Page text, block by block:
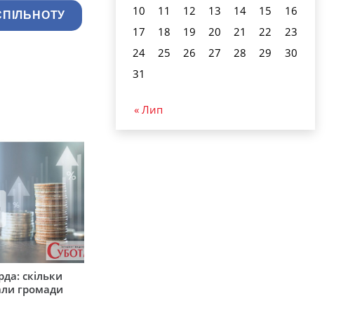
скільки
громади
10
11 12 13 14 15
16
17
18 19 20 21 22
23
24
25 26 27 28 29
30
31
« Лип